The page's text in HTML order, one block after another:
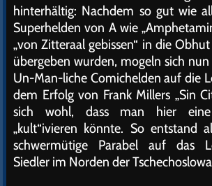
hinterhältig: Nachdem so gut wie
Superhelden von A wie
„von Zitteraal gebissen“ in die
übergeben wurden, mogeln sich
Un-Man-liche Comichelden auf die
dem Erfolg von Frank Millers „Sin
sich wohl, dass man hier
„kult“ivieren könnte. So entstand
schwermütige Parabel auf das
Siedler im Norden der